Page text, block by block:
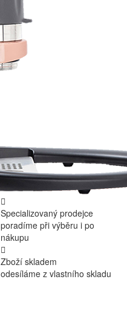
Specializovaný prodejce
poradíme při výběru i po
nákupu
Zboží skladem
odesíláme z vlastního skladu